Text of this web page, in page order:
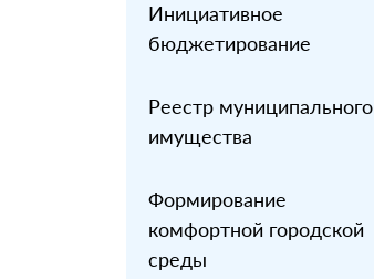
Инициативное
бюджетирование
Реестр муниципального
имущества
Формирование
комфортной городской
среды